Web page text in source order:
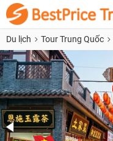
Du lịch Tour Trung Quốc